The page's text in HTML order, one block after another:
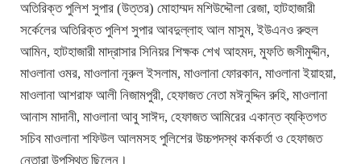
অতিরিক্ত পুলিশ সুপার (উত্তর) মোহাম্মদ মশিউদ্দৌলা রেজা, হাটহাজারী
সর্কেলের অতিরিক্ত পুলিশ সুপার আবদুল্লাহ আল মাসুম, ইউএনও রুহুল
আমিন, হাটহাজারী মাদ্রাসার সিনিয়র শিক্ষক শেখ আহমদ, মুফতি জসীমুদ্দীন,
মাওলানা ওমর, মাওলানা নূরুল ইসলাম, মাওলানা ফোরকান, মাওলানা ইয়াহয়া,
মাওলানা আশরাফ আলী নিজামপুরী, হেফাজত নেতা মঈনুদ্দিন রুহি, মাওলানা
আনাস মাদানী, মাওলানা আবু সাঈদ, হেফাজত আমিরের একান্ত ব্যক্তিগত
সচিব মাওলানা শফিউল আলমসহ পুলিশের উচ্চপদস্থ কর্মকর্তা ও হেফাজত
নেতারা উপস্থিত ছিলেন।